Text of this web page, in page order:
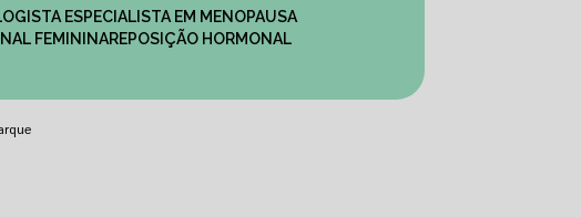
ESPECIALISTA EM MENOPAUSA
FEMININA
REPOSIÇÃO HORMONAL